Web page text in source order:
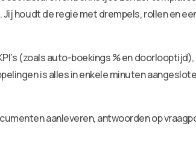
houdt de regie met drempels, rollen en
(zoals auto-boekings % en doorlooptijd),
is alles in enkele minuten
aanleveren, antwoorden op